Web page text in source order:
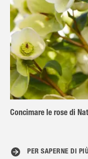
Concimare le rose di
PER SAPERNE DI PIÙ